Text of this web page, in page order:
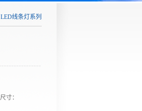
LED线条灯系列
寸：